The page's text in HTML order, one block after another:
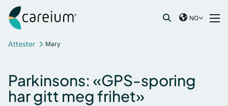
Hopp til innhold
Careium Norway
NO
Netherlands
Norway
Søk etter:
Attester Mary
Parkinsons: «GPS-sporing
har gitt meg frihet»